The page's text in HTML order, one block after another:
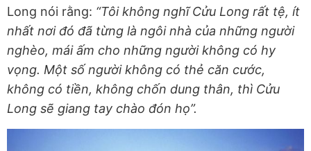
Long nói rằng: “Tôi không nghĩ Cửu Long rất tệ, ít
nhất nơi đó đã từng là ngôi nhà của những người
nghèo, mái ấm cho những người không có hy
vọng. Một số người không có thẻ căn cước,
không có tiền, không chốn dung thân, thì Cửu
Long sẽ giang tay chào đón họ”.